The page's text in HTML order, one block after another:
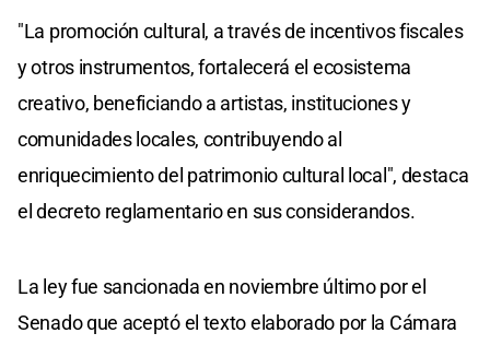
"La promoción cultural, a través de incentivos fiscales
y otros instrumentos, fortalecerá el ecosistema
creativo, beneficiando a artistas, instituciones y
comunidades locales, contribuyendo al
enriquecimiento del patrimonio cultural local", destaca
el decreto reglamentario en sus considerandos.
La ley fue sancionada en noviembre último por el
Senado que aceptó el texto elaborado por la Cámara